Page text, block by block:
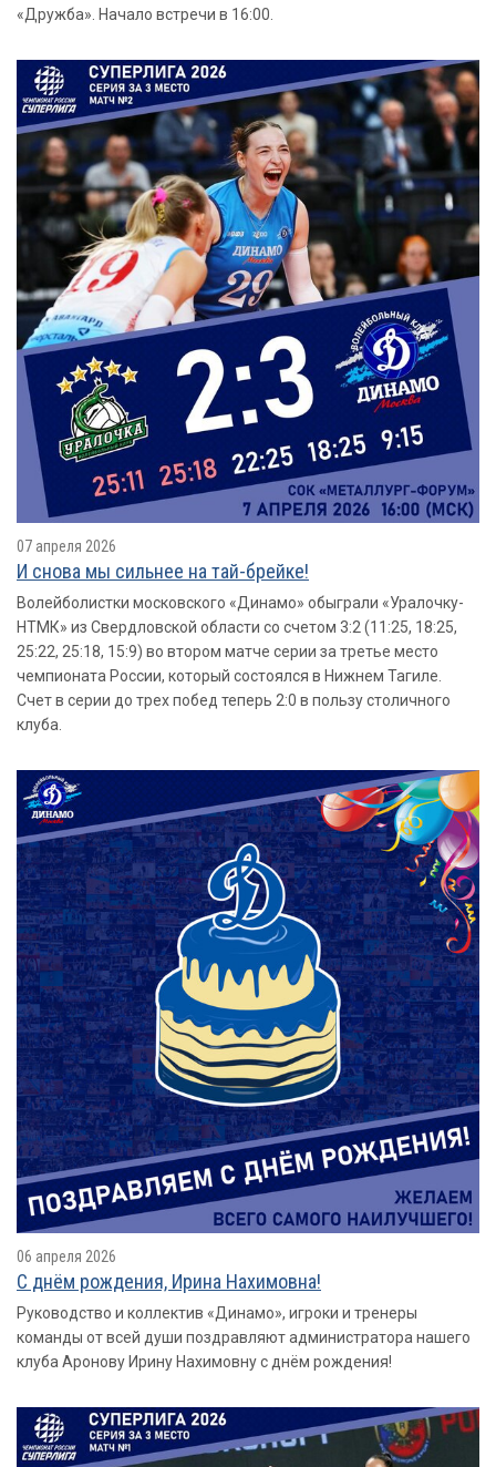
«Дружба». Начало встречи в 16:00.
07 апреля 2026
И снова мы сильнее на тай-брейке!
Волейболистки московского «Динамо» обыграли «Уралочку-
НТМК» из Свердловской области со счетом 3:2 (11:25, 18:25,
25:22, 25:18, 15:9) во втором матче серии за третье место
чемпионата России, который состоялся в Нижнем Тагиле.
Счет в серии до трех побед теперь 2:0 в пользу столичного
клуба.
06 апреля 2026
С днём рождения, Ирина Нахимовна!
Руководство и коллектив «Динамо», игроки и тренеры
команды от всей души поздравляют администратора нашего
клуба Аронову Ирину Нахимовну с днём рождения!